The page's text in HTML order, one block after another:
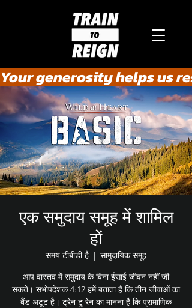
Your generosity helps us
एक समुदाय समूह में शामिल
हों
समय टीबीडी है
  |
सामुदायिक समूह
आप वास्तव में समुदाय के बिना ईसाई जीवन नहीं जी
सकते। सभोपदेशक 4:12 हमें बताता है कि तीन जीवाओं का
बैंड अटूट है। ट्रेन टू रेन का मानना है कि प्रामाणिक